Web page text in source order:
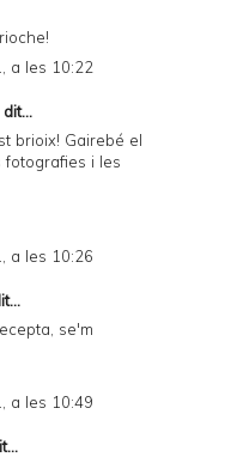
a les 10:22
dit...
brioix! Gairebé el
fotografies i les
a les 10:26
se'm
a les 10:49